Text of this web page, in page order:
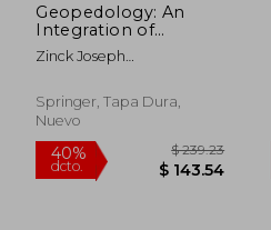
Geopedology: An
Integration of
Geomorphology and
Pedology for Soil and
(en Inglés)
Zinck Joseph
Graciela,Del Valle Héctor
Francisco
Springer, Tapa Dura,
Nuevo